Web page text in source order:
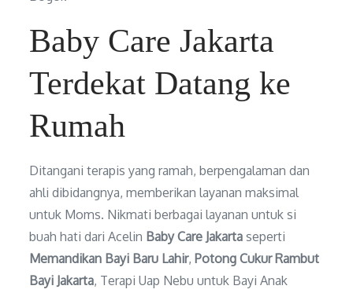
Baby Care Jakarta
Terdekat Datang ke
Rumah
Ditangani terapis yang ramah, berpengalaman dan
ahli dibidangnya, memberikan layanan maksimal
untuk Moms. Nikmati berbagai layanan untuk si
buah hati dari Acelin Baby Care Jakarta seperti
Memandikan Bayi Baru Lahir,Potong Cukur Rambut
Bayi Jakarta, Terapi Uap Nebu untuk Bayi Anak